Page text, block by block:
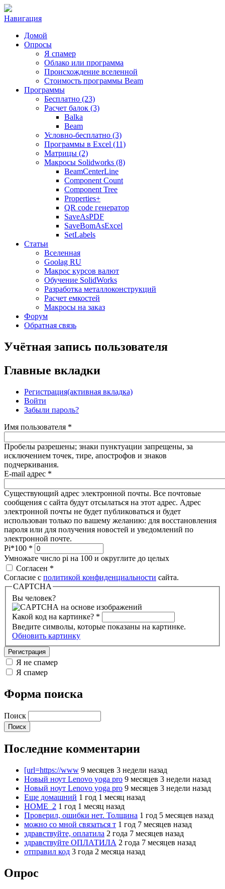
Навигация
Домой
Опросы
Я спамер
Облако или программа
Происхождение вселенной
Стоимость программы Beam
Программы
Бесплатно (23)
Расчет балок (3)
Balka
Beam
Условно-бесплатно (3)
Программы в Excel (11)
Матрицы (2)
Макросы Solidworks (8)
BeamCenterLine
Component Count
Component Tree
Properties+
QR code генератор
SaveAsPDF
SaveBomAsExcel
SetLabels
Статьи
Вселенная
Goolag RU
Макрос курсов валют
Обучение SolidWorks
Разработка металлоконструкций
Расчет емкостей
Макросы на заказ
Форум
Обратная связь
Учётная запись пользователя
Главные вкладки
Регистрация(активная вкладка)
Войти
Забыли пароль?
Имя пользователя *
Пробелы разрешены; знаки пунктуации запрещены, за
исключением точек, тире, апострофов и знаков
подчеркивания.
E-mail адрес *
Существующий адрес электронной почты. Все почтовые
сообщения с сайта будут отсылаться на этот адрес. Адрес
электронной почты не будет публиковаться и будет
использован только по вашему желанию: для восстановления
пароля или для получения новостей и уведомлений по
электронной почте.
Pi*100 *
Умножьте число pi на 100 и округлите до целых
Согласен *
Согласие с политикой конфиденциальности сайта.
CAPTCHA
Вы человек?
Какой код на картинке? *
Введите символы, которые показаны на картинке.
Обновить картинку
Я не спамер
Я спамер
Форма поиска
Поиск
Последние комментарии
[url=https://www 9 месяцев 3 недели назад
Новый ноут Lenovo yoga pro 9 месяцев 3 недели назад
Новый ноут Lenovo yoga pro 9 месяцев 3 недели назад
Еще домашний 1 год 1 месяц назад
HOME_2 1 год 1 месяц назад
Проверил, ошибки нет. Толщина 1 год 5 месяцев назад
можно со мной связаться т 1 год 7 месяцев назад
здравствуйте, оплатила 2 года 7 месяцев назад
здравствуйте ОПЛАТИЛА 2 года 7 месяцев назад
отправил код 3 года 2 месяца назад
Опрос